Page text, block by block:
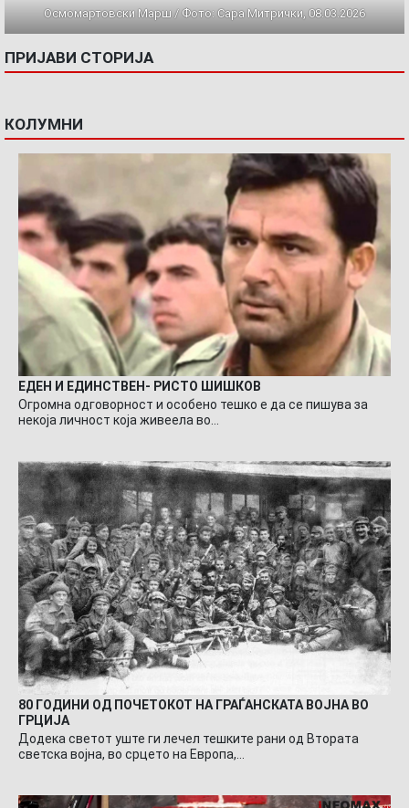
Осмомартовски Марш / Фото: Сара Митрички, 08.03.2026
ПРИЈАВИ СТОРИЈА
КОЛУМНИ
ЕДЕН И ЕДИНСТВЕН- РИСТО ШИШКОВ
Огромна одговорност и особено тешко е да се пишува за
некоја личност која живеела во…
80 ГОДИНИ ОД ПОЧЕТОКОТ НА ГРАЃАНСКАТА ВОЈНА ВО
ГРЦИЈА
Додека светот уште ги лечел тешките рани од Втората
светска војна, во срцето на Европа,…